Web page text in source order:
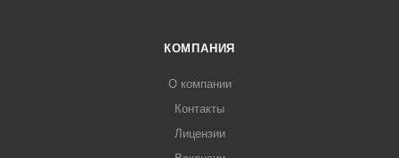
КОМПАНИЯ
О компании
Контакты
Лицензии